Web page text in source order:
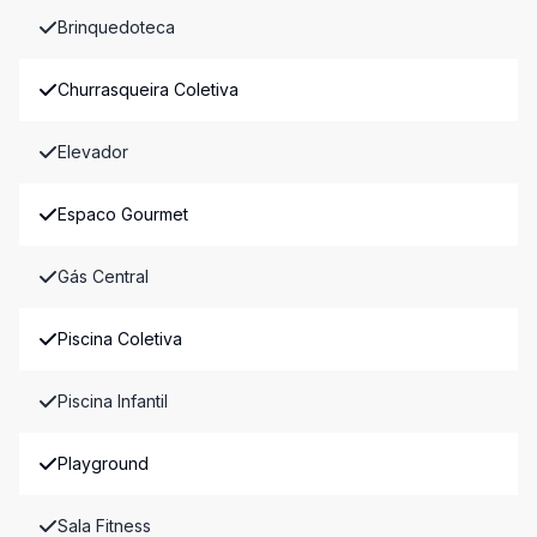
Brinquedoteca
Churrasqueira Coletiva
Elevador
Espaco Gourmet
Gás Central
Piscina Coletiva
Piscina Infantil
Playground
Sala Fitness